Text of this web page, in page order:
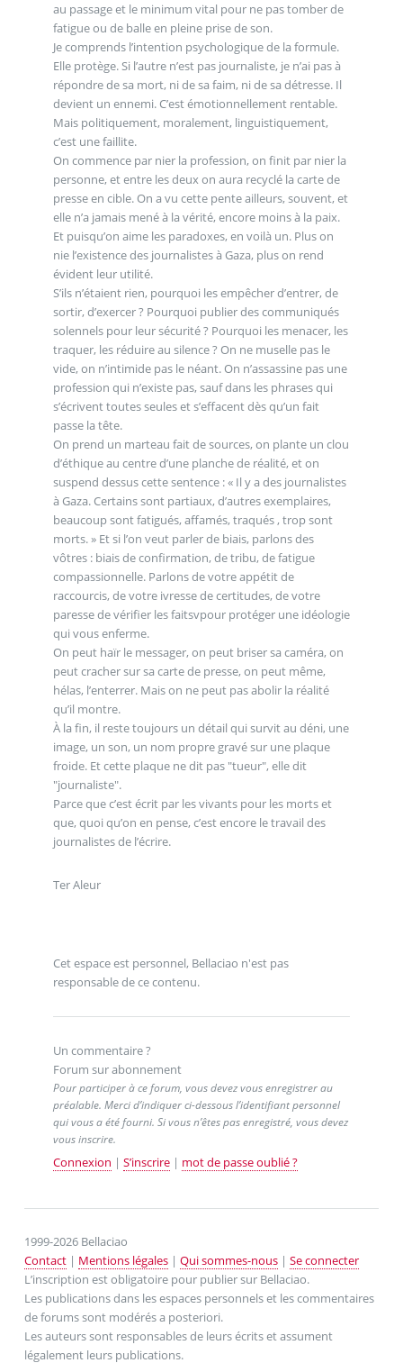
au passage et le minimum vital pour ne pas tomber de
fatigue ou de balle en pleine prise de son.
Je comprends l’intention psychologique de la formule.
Elle protège. Si l’autre n’est pas journaliste, je n’ai pas à
répondre de sa mort, ni de sa faim, ni de sa détresse. Il
devient un ennemi. C’est émotionnellement rentable.
Mais politiquement, moralement, linguistiquement,
c’est une faillite.
On commence par nier la profession, on finit par nier la
personne, et entre les deux on aura recyclé la carte de
presse en cible. On a vu cette pente ailleurs, souvent, et
elle n’a jamais mené à la vérité, encore moins à la paix.
Et puisqu’on aime les paradoxes, en voilà un. Plus on
nie l’existence des journalistes à Gaza, plus on rend
évident leur utilité.
S’ils n’étaient rien, pourquoi les empêcher d’entrer, de
sortir, d’exercer ? Pourquoi publier des communiqués
solennels pour leur sécurité ? Pourquoi les menacer, les
traquer, les réduire au silence ? On ne muselle pas le
vide, on n’intimide pas le néant. On n’assassine pas une
profession qui n’existe pas, sauf dans les phrases qui
s’écrivent toutes seules et s’effacent dès qu’un fait
passe la tête.
On prend un marteau fait de sources, on plante un clou
d’éthique au centre d’une planche de réalité, et on
suspend dessus cette sentence : « Il y a des journalistes
à Gaza. Certains sont partiaux, d’autres exemplaires,
beaucoup sont fatigués, affamés, traqués , trop sont
morts. » Et si l’on veut parler de biais, parlons des
vôtres : biais de confirmation, de tribu, de fatigue
compassionnelle. Parlons de votre appétit de
raccourcis, de votre ivresse de certitudes, de votre
paresse de vérifier les faitsvpour protéger une idéologie
qui vous enferme.
On peut haïr le messager, on peut briser sa caméra, on
peut cracher sur sa carte de presse, on peut même,
hélas, l’enterrer. Mais on ne peut pas abolir la réalité
qu’il montre.
À la fin, il reste toujours un détail qui survit au déni, une
image, un son, un nom propre gravé sur une plaque
froide. Et cette plaque ne dit pas "tueur", elle dit
"journaliste".
Parce que c’est écrit par les vivants pour les morts et
que, quoi qu’on en pense, c’est encore le travail des
journalistes de l’écrire.
Ter Aleur
Cet espace est personnel, Bellaciao n'est pas
responsable de ce contenu.
Un commentaire ?
Forum sur abonnement
Pour participer à ce forum, vous devez vous enregistrer au
préalable. Merci d’indiquer ci-dessous l’identifiant personnel
qui vous a été fourni. Si vous n’êtes pas enregistré, vous devez
vous inscrire.
Connexion | S’inscrire| mot de passe oublié ?
1999-2026 Bellaciao
Contact| Mentions légales| Qui sommes-nous| Se connecter
L’inscription est obligatoire pour publier sur Bellaciao.
Les publications dans les espaces personnels et les commentaires
de forums sont modérés a posteriori.
Les auteurs sont responsables de leurs écrits et assument
légalement leurs publications.